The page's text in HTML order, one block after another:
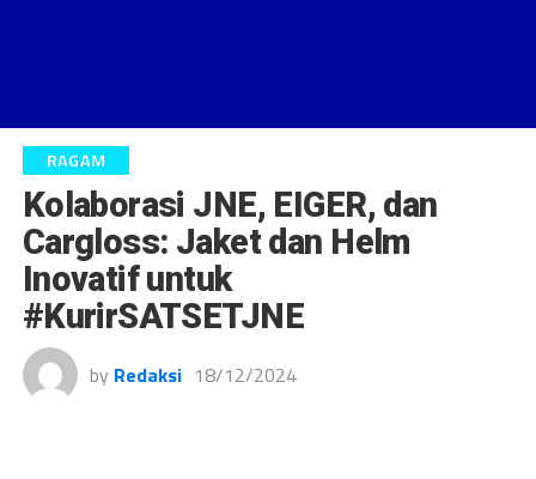
RAGAM
Kolaborasi JNE, EIGER, dan
Cargloss: Jaket dan Helm
Inovatif untuk
#KurirSATSETJNE
by Redaksi 18/12/2024